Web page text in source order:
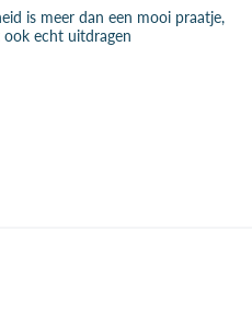
is meer dan een mooi praatje,
echt uitdragen